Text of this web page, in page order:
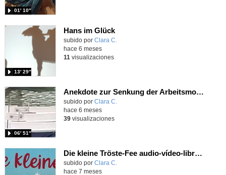
01′ 10″
Hans im Glück
Contenido educativo.
subido por Clara C.
13′ 29″
hace 6 meses
11 visualizaciones
Anekdote zur Senkung der Arbeitsmoral
Contenido educativo.
subido por Clara C.
06′ 51″
hace 6 meses
39visualizaciones
Die kleine Tröste-Fee audio-vídeo-libro sin subtítulos
Contenido educativo.
subido por Clara C.
hace 7 meses